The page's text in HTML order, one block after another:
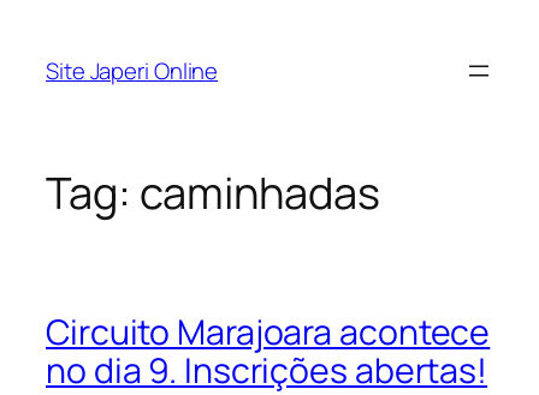
Site Japeri Online
Tag: caminhadas
Circuito Marajoara acontece
no dia 9. Inscrições abertas!